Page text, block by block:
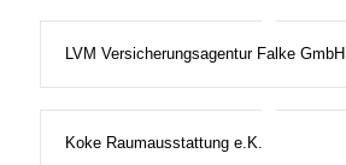
LVM Versicherungsagentur Falke GmbH
Koke Raumausstattung e.K.